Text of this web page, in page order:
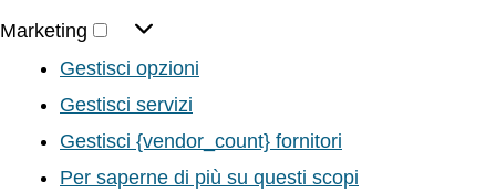
Marketing
Gestisci opzioni
Gestisci servizi
Gestisci {vendor_count} fornitori
Per saperne di più su questi scopi